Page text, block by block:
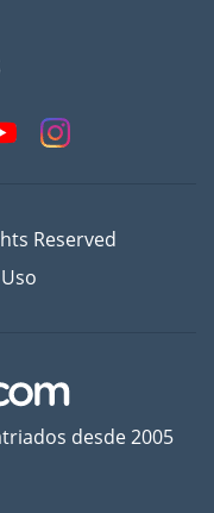
Reserved
desde 2005